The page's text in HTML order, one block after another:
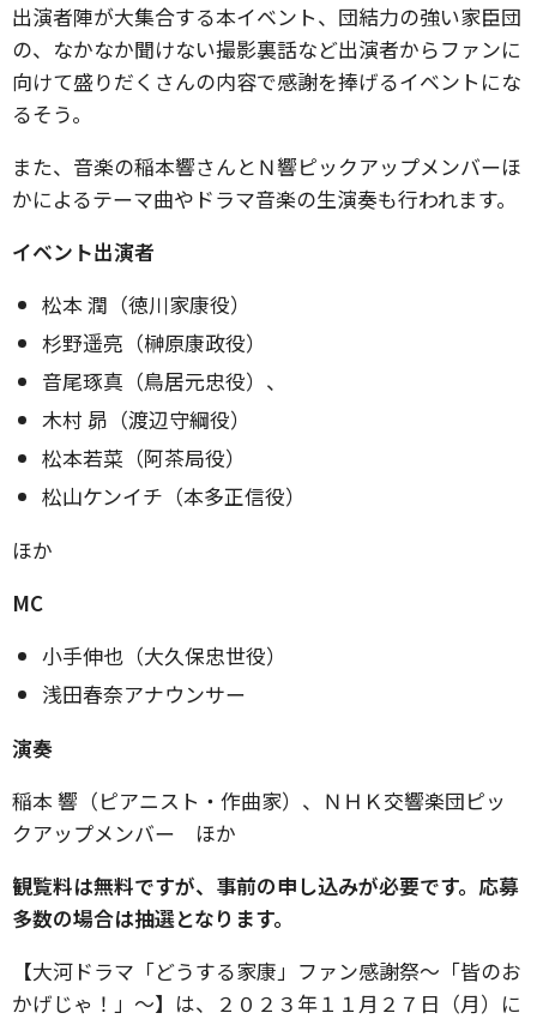
出演者陣が大集合する本イベント、団結力の強い家臣団
の、なかなか聞けない撮影裏話など出演者からファンに
向けて盛りだくさんの内容で感謝を捧げるイベントにな
るそう。
また、音楽の稲本響さんとＮ響ピックアップメンバーほ
かによるテーマ曲やドラマ音楽の生演奏も行われます。
イベント出演者
松本 潤（徳川家康役）
杉野遥亮（榊原康政役）
音尾琢真（鳥居元忠役）、
木村 昴（渡辺守綱役）
松本若菜（阿茶局役）
松山ケンイチ（本多正信役）
ほか
MC
小手伸也（大久保忠世役）
浅田春奈アナウンサー
演奏
稲本 響（ピアニスト・作曲家）、ＮＨＫ交響楽団ピッ
クアップメンバー ほか
観覧料は無料ですが、事前の申し込みが必要です。応募
多数の場合は抽選となります。
【大河ドラマ「どうする家康」ファン感謝祭～「皆のお
かげじゃ！」～】は、２０２３年１１月２７日（月）に